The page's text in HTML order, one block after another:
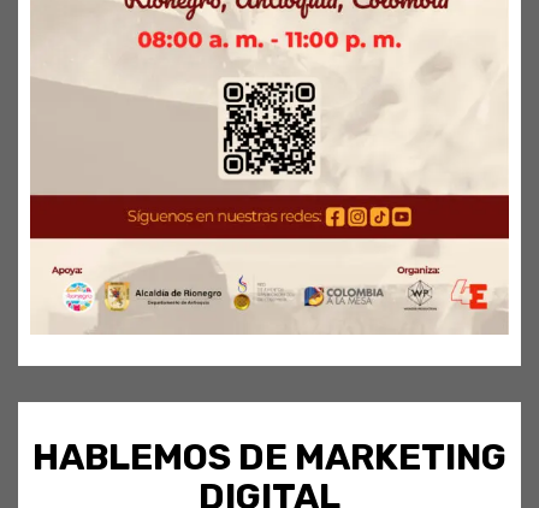
HABLEMOS DE MARKETING
DIGITAL